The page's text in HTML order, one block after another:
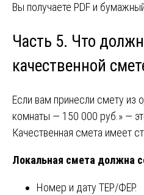
Вы получаете PDF и
Часть 5. Что
качественной
Если вам принесли смету из
комнаты — 150 000 руб.» —
Качественная смета имеет
Локальная смета должна
Номер и дату ТЕР/ФЕР.